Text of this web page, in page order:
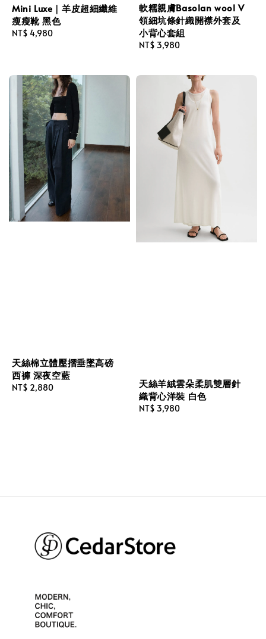
Mini Luxe｜羊皮超細纖維
瘦瘦靴 黑色
Regular
NT$ 4,980
軟糯親膚Basolan wool V
領細坑條針織開襟外套及
小背心套組
Regular
NT$ 3,980
天絲棉立體壓摺垂墜高磅
西褲 深夜空藍
Regular
NT$ 2,880
天絲羊絨雲朵柔肌雙層針
織背心洋裝 白色
Regular
NT$ 3,980